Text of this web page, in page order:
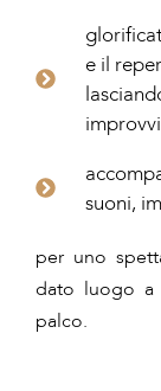
e il
suoni,
per uno
dato luogo a
palco.